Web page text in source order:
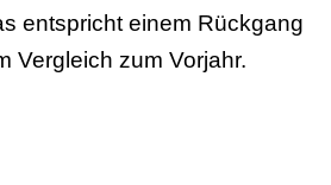
entspricht einem Rückgang
Vergleich zum Vorjahr.